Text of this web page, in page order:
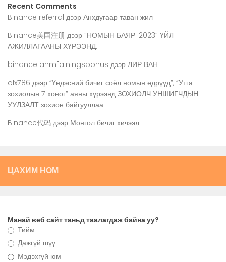
Recent Comments
Binance referral дээр Анхдугаар таван жил
Binance美国注册 дээр “НОМЫН БАЯР-2023” ҮЙЛ
АЖИЛЛАГААНЫ ХҮРЭЭНД:
binance anm"alningsbonus дээр ЛИР ВАН
olx786 дээр “Үндэсний бичиг соёл номын өдрүүд”, “Утга
зохиолын 7 хоног” аяны хүрээнд ЗОХИОЛЧ УНШИГЧДЫН
УУЛЗАЛТ зохион байгууллаа.
Binance代码 дээр Монгол бичиг хичээл
ЦАХИМ НОМ
Манай веб сайт таньд таалагдаж байна уу?
Тийм
Дажгүй шүү
Мэдэхгүй юм